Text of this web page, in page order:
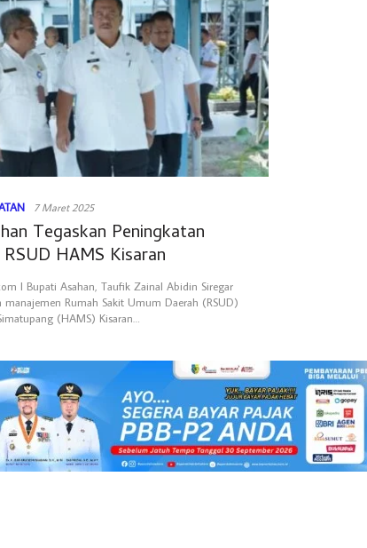
7 Maret 2025
Tegaskan Peningkatan
HAMS Kisaran
l Bupati Asahan, Taufik Zainal Abidin Siregar
manajemen Rumah Sakit Umum Daerah (RSUD)
(HAMS) Kisaran…